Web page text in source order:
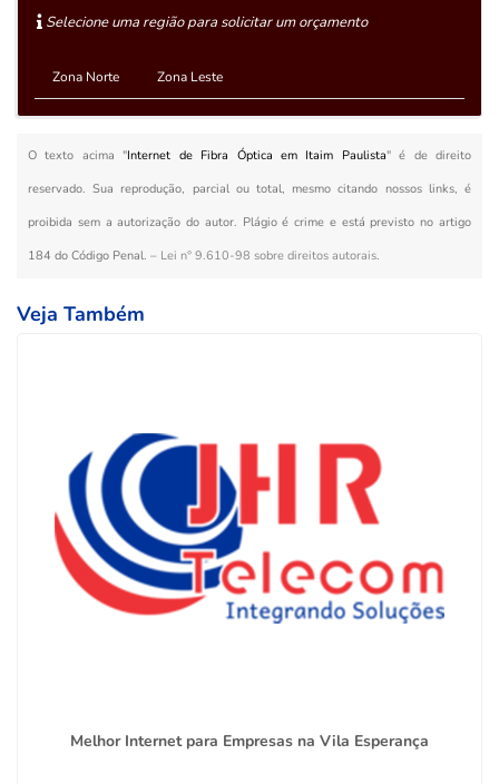
Selecione uma região para solicitar um orçamento
Zona Norte Zona Leste
O texto acima "Internet de Fibra Óptica em Itaim Paulista" é de direito
reservado. Sua reprodução, parcial ou total, mesmo citando nossos links, é
proibida sem a autorização do autor. Plágio é crime e está previsto no artigo
184 do Código Penal. – Lei n° 9.610-98 sobre direitos autorais.
Veja Também
Melhor Internet para Empresas na Vila Esperança